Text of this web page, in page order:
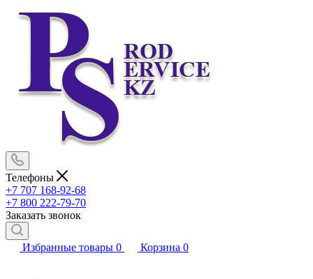
Телефоны
+7 707 168-92-68
+7 800 222-79-70
Заказать звонок
Избранные товары 0 Корзина 0